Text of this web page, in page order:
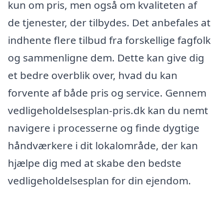
kun om pris, men også om kvaliteten af
de tjenester, der tilbydes. Det anbefales at
indhente flere tilbud fra forskellige fagfolk
og sammenligne dem. Dette kan give dig
et bedre overblik over, hvad du kan
forvente af både pris og service. Gennem
vedligeholdelsesplan-pris.dk kan du nemt
navigere i processerne og finde dygtige
håndværkere i dit lokalområde, der kan
hjælpe dig med at skabe den bedste
vedligeholdelsesplan for din ejendom.